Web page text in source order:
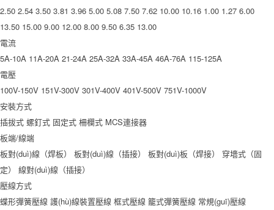
2.50 2.54 3.50 3.81 3.96 5.00 5.08 7.50 7.62 10.00 10.16 1.00 1.27 6.00
13.50 15.00 9.00 12.00 8.00 9.50 6.35 13.00
電流
5A-10A 11A-20A 21-24A 25A-32A 33A-45A 46A-76A 115-125A
電壓
100V-150V 151V-300V 301V-400V 401V-500V 751V-1000V
安裝方式
插拔式 螺釘式 固定式 柵欄式 MCS連接器
板端/線端
板對(duì)線（焊板）
板對(duì)線（插接） 板對(duì)板（焊接）
穿墻式（固
定）
線對(duì)線（插接）
壓線方式
蝶形彈簧壓線 護(hù)線裝置壓線 框式壓線 籠式彈簧壓線 常規(guī)壓線